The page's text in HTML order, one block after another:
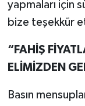
yapmaları için
bize teşekkür
“FAHİŞ
ELİMİZDEN
Basın